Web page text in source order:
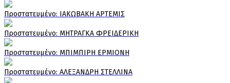
Πρoστατευμένο: ΙΑΚΩΒΑΚΗ ΑΡΤΕΜΙΣ
Πρoστατευμένο: ΜΗΤΡΑΓΚΑ ΦΡΕΙΔΕΡΙΚΗ
Πρoστατευμένο: ΜΠΙΜΠΙΡΗ ΕΡΜΙΟΝΗ
Πρoστατευμένο: ΑΛΕΞΑΝΔΡΗ ΣΤΕΛΛΙΝΑ